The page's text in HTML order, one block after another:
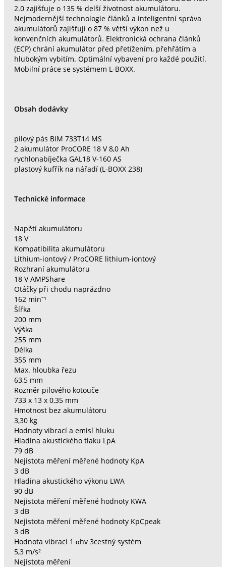
2.0 zajišťuje o 135 % delší životnost akumulátoru.
Nejmodernější technologie článků a inteligentní správa
akumulátorů zajišťují o 87 % větší výkon než u
konvenčních akumulátorů. Elektronická ochrana článků
(ECP) chrání akumulátor před přetížením, přehřátím a
hlubokým vybitím. Optimální vybavení pro každé použití.
Mobilní práce se systémem L-BOXX.
Obsah dodávky
pilový pás BIM 733T14 MS
2 akumulátor ProCORE 18 V 8,0 Ah
rychlonabíječka GAL18 V-160 AS
plastový kufřík na nářadí (L-BOXX 238)
Technické informace
Napětí akumulátoru
18 V
Kompatibilita akumulátoru
Lithium-iontový / ProCORE lithium-iontový
Rozhraní akumulátoru
18 V AMPShare
Otáčky při chodu naprázdno
162 min⁻¹
Šířka
200 mm
Výška
255 mm
Délka
355 mm
Max. hloubka řezu
63,5 mm
Rozměr pilového kotouče
733 x 13 x 0,35 mm
Hmotnost bez akumulátoru
3,30 kg
Hodnoty vibrací a emisí hluku
Hladina akustického tlaku LpA
79 dB
Nejistota měření měřené hodnoty KpA
3 dB
Hladina akustického výkonu LWA
90 dB
Nejistota měření měřené hodnoty KWA
3 dB
Nejistota měření měřené hodnoty KpCpeak
3 dB
Hodnota vibrací 1 αhv 3cestný systém
5,3 m/s²
Nejistota měření